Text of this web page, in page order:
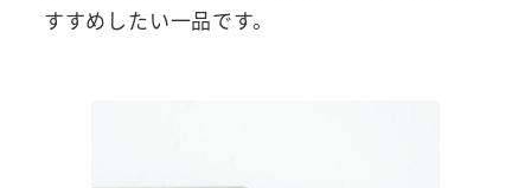
すすめしたい一品です。